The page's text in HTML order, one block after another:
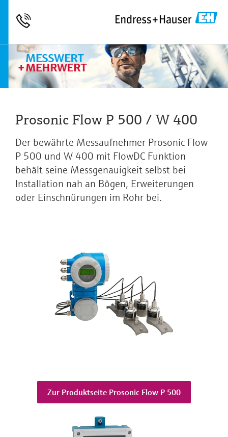
Prosonic Flow P 500 / W 400
Der bewährte Messaufnehmer Prosonic Flow
P 500 und W 400 mit FlowDC Funktion
behält seine Messgenauigkeit selbst bei
Installation nah an Bögen, Erweiterungen
oder Einschnürungen im Rohr bei.
Zur Produktseite Prosonic Flow P 500